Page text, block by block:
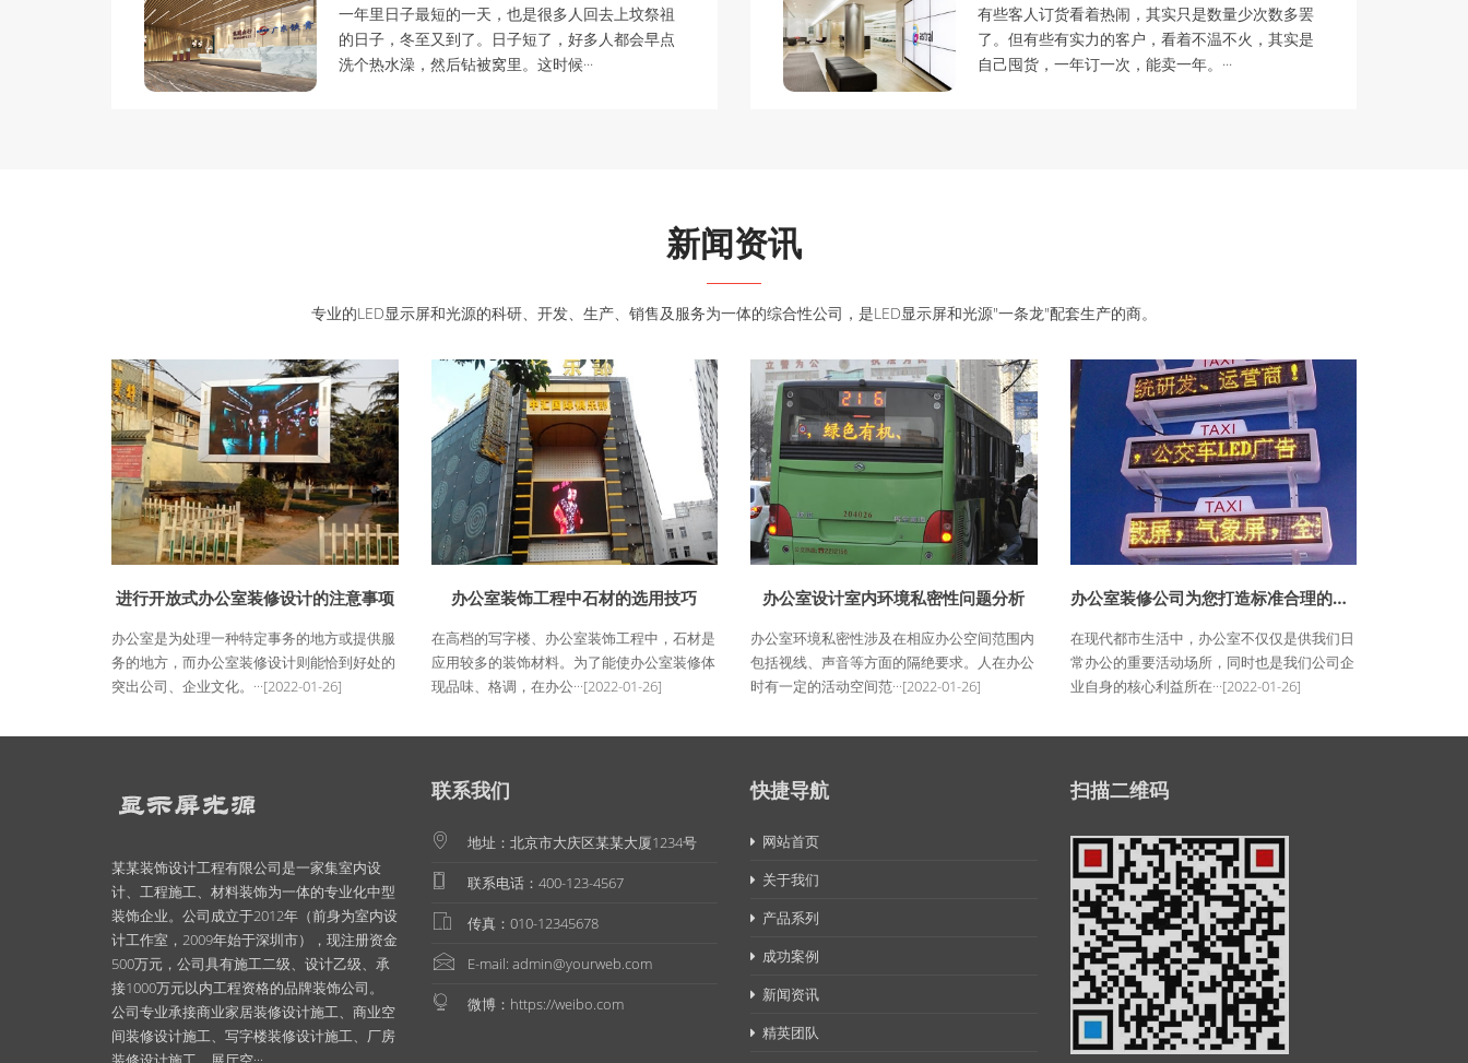
一年里日子最短的一天，也是很多人回去上坟祭祖
的日子，冬至又到了。日子短了，好多人都会早点
洗个热水澡，然后钻被窝里。这时候···
有些客人订货看着热闹，其实只是数量少次数多罢
了。但有些有实力的客户，看着不温不火，其实是
自己囤货，一年订一次，能卖一年。···
新闻资讯
专业的LED显示屏和光源的科研、开发、生产、销售及服务为一体的综合性公司，是LED显示屏和光源"一条龙"配套生产的商。
进行开放式办公室装修设计的注意事项
办公室是为处理一种特定事务的地方或提供服
务的地方，而办公室装修设计则能恰到好处的
突出公司、企业文化。···[2022-01-26]
办公室装饰工程中石材的选用技巧
在高档的写字楼、办公室装饰工程中，石材是
应用较多的装饰材料。为了能使办公室装修体
现品味、格调，在办公···[2022-01-26]
办公室设计室内环境私密性问题分析
办公室环境私密性涉及在相应办公空间范围内
包括视线、声音等方面的隔绝要求。人在办公
时有一定的活动空间范···[2022-01-26]
办公室装修公司为您打造标准合理的过道规划
在现代都市生活中，办公室不仅仅是供我们日
常办公的重要活动场所，同时也是我们公司企
业自身的核心利益所在···[2022-01-26]
某某装饰设计工程有限公司是一家集室内设
计、工程施工、材料装饰为一体的专业化中型
装饰企业。公司成立于2012年（前身为室内设
计工作室，2009年始于深圳市），现注册资金
500万元，公司具有施工二级、设计乙级、承
接1000万元以内工程资格的品牌装饰公司。
公司专业承接商业家居装修设计施工、商业空
间装修设计施工、写字楼装修设计施工、厂房
联系我们
地址：北京市大庆区某某大厦1234号
联系电话：400-123-4567
传真：010-12345678
E-mail: admin@yourweb.com
微博：https://weibo.com
快捷导航
网站首页
关于我们
产品系列
成功案例
新闻资讯
精英团队
扫描二维码